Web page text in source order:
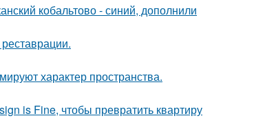
кобальтово - синий, дополнили
характер пространства.
is Fine, чтобы превратить квартиру